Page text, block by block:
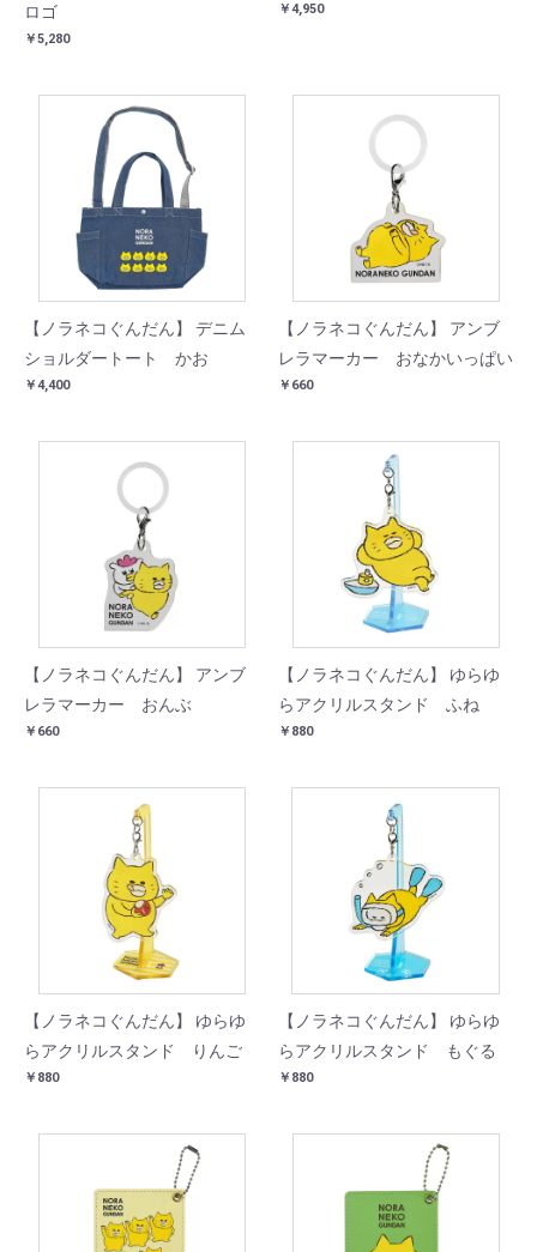
ロゴ
￥5,280
￥4,950
【ノラネコぐんだん】 デニム
ショルダートート かお
￥4,400
【ノラネコぐんだん】 アンブ
レラマーカー おなかいっぱい
￥660
【ノラネコぐんだん】 アンブ
レラマーカー おんぶ
￥660
【ノラネコぐんだん】 ゆらゆ
らアクリルスタンド ふね
￥880
【ノラネコぐんだん】 ゆらゆ
らアクリルスタンド りんご
￥880
【ノラネコぐんだん】 ゆらゆ
らアクリルスタンド もぐる
￥880